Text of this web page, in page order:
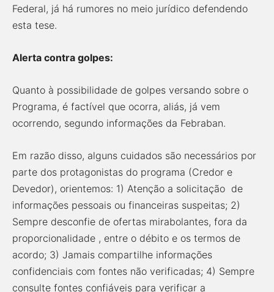
Federal, já há rumores no meio jurídico defendendo
esta tese.
Alerta contra golpes:
Quanto à possibilidade de golpes versando sobre o
Programa, é factível que ocorra, aliás, já vem
ocorrendo, segundo informações da Febraban.
Em razão disso, alguns cuidados são necessários por
parte dos protagonistas do programa (Credor e
Devedor), orientemos: 1) Atenção a solicitação de
informações pessoais ou financeiras suspeitas; 2)
Sempre desconfie de ofertas mirabolantes, fora da
proporcionalidade , entre o débito e os termos de
acordo; 3) Jamais compartilhe informações
confidenciais com fontes não verificadas; 4) Sempre
consulte fontes confiáveis para verificar a